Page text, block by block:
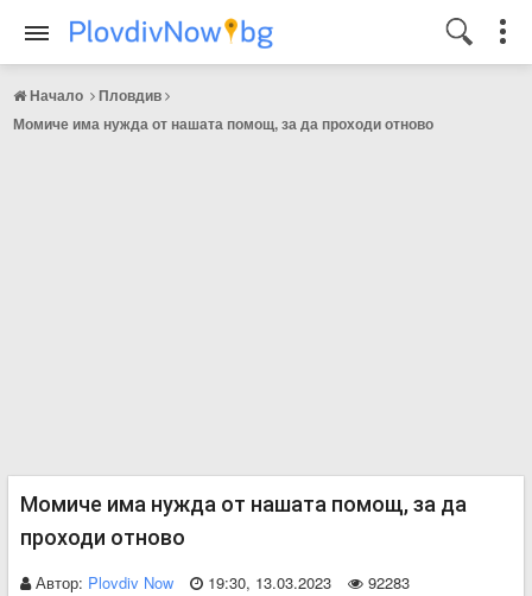
Начало
Пловдив
Момиче има нужда от нашата помощ, за да проходи отново
Момиче има нужда от нашата помощ, за да
проходи отново
Автор: Plovdiv Now 19:30, 13.03.2023 92283